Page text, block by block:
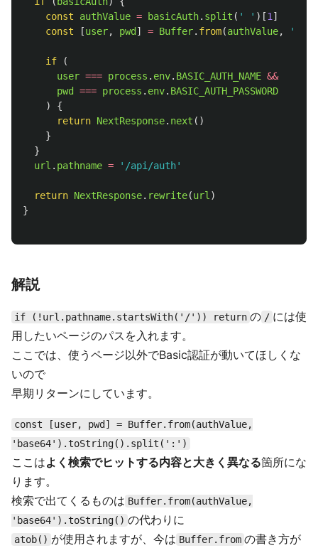
const
authValue = basicAuth. split ( ' ' )[1 ]
const
[user, pwd ] = Buffer. from(authValue, '
if
(
user === process . env. BASIC_AUTH_NAME &&
pwd
=== process . env. BASIC_AUTH_PASSWORD
)
{
return NextResponse. next ()
}
}
url . pathname = ' /api/auth'
return NextResponse. rewrite(url )
}
解説
if (!url.pathname.startsWith('/')) return の / には使
用したいページのパスを入れます。
ここでは、使うページ以外でBasic認証が動いてほしくな
いので
早期リターンにしています。
const [user, pwd] = Buffer.from(authValue,
'base64').toString().split(':')
ここはよく検索でヒットする内容と大きく異なる箇所にな
ります。
検索で出てくるものは Buffer.from(authValue,
'base64').toString() の代わりに
atob() が使用されますが、今は Buffer.from の書き方が